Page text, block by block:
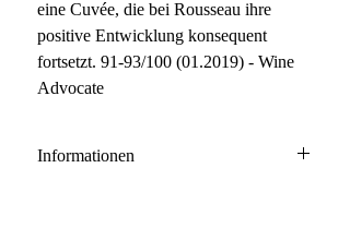
eine Cuvée, die bei Rousseau ihre
positive Entwicklung konsequent
fortsetzt. 91-93/100 (01.2019) - Wine
Advocate
Informationen